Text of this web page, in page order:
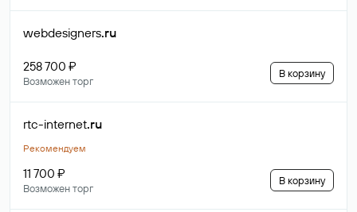
webdesigners.ru
258 700 ₽
Возможен торг
В корзину
rtc-internet.ru
Рекомендуем
11 700 ₽
Возможен торг
В корзину